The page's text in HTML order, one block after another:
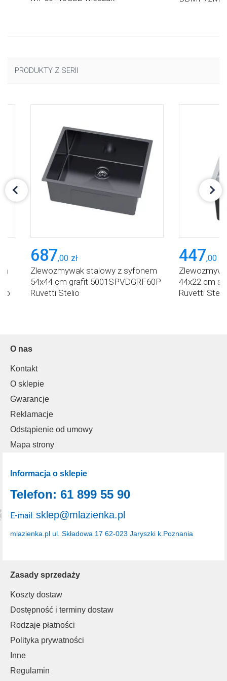
PRODUKTY Z SERII
687,00 zł
Zlewozmywak stalowy z syfonem
54x44 cm grafit 5001SPVDGRF60P
Ruvetti Stelio
447,00
44x22 cm
Ruvetti
O nas
Kontakt
O sklepie
Gwarancje
Reklamacje
Odstąpienie od umowy
Mapa strony
Zasady sprzedaży
Koszty dostaw
Dostępność i terminy dostaw
Rodzaje płatności
Polityka prywatności
Inne
Regulamin
Informacja o sklepie
mlazienka.pl ul. Składowa 17 62-023 Jaryszki k.Poznania
Telefon: 61 899 55 90
E-mail: sklep@mlazienka.pl